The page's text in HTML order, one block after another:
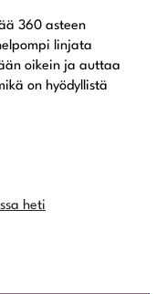
360 asteen
linjata
oikein ja auttaa
on hyödyllistä
heti